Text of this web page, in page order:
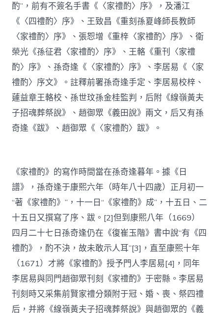
酌”，前有不簽名手書《〈家禮酌〉序》，及潘江
《〈四禮酌〉序》、王致昌《重刻孫夏峰師長教師
〈家禮酌〉序》、張恕增《重梓〈家禮酌〉序》、衛
榮光《孫征君〈家禮酌〉序》、王輅《重刊〈家禮
酌〉序》、孫奇逢《〈家禮酌〉序》、李居易《〈家
禮酌〉序文》。註釋前署孫奇逢手定、李居易校梓、
蘧益章王輅校、孫世玟孫金桂監判，后附《線嶺黃夫
子招魂葬祭說》、趙御眾《義田說》兩文，后又有孫
奇逢《跋》、趙御眾《〈家禮酌〉跋》。
《家禮酌》的寫作時間當在孫奇逢暮年。據《日
譜》，孫奇逢于康熙六年（時年八十四歲）正月初一
“著《家禮酌》”，十一日“《家禮酌》成”，十五日、二
十五日又撰寫了序、跋。[2]但到康熙八年（1669）
四月二十七日孫奇逢仍在《復崔玉階》書中說“有《四
禮酌》，酌不決，故未敢示人耳”[3]，直至康熙十年
（1671）才將《家禮酌》授予門人李居易[4]，同年
李居易與同門趙御眾刊刻《家禮酌》于密縣。李居易
刊刻時又采集前賢家禮分類附于冠、婚、喪、祭四禮
后，并將《線嶺黃夫子招魂葬祭說》與趙御眾的《義